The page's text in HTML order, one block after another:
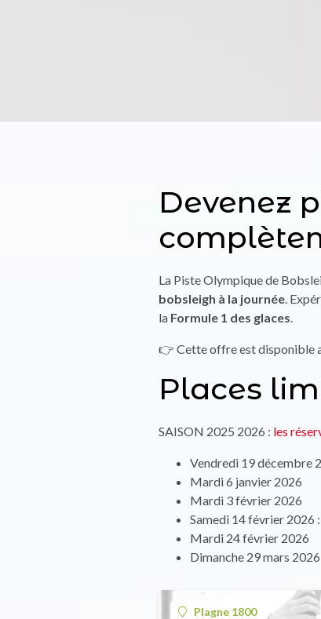
Devenez
La Piste Olympique de
bobsleigh à la journée.
la Formule 1 des glaces.
👉 Cette offre est disponible
Places
SAISON 2025 2026 : les
Vendredi 19 décembre
Mardi 6 janvier 2026
Mardi 3 février 2026
Samedi 14 février 2026
Mardi 24 février 2026
Dimanche 29 mars 2026
Plagne 1800